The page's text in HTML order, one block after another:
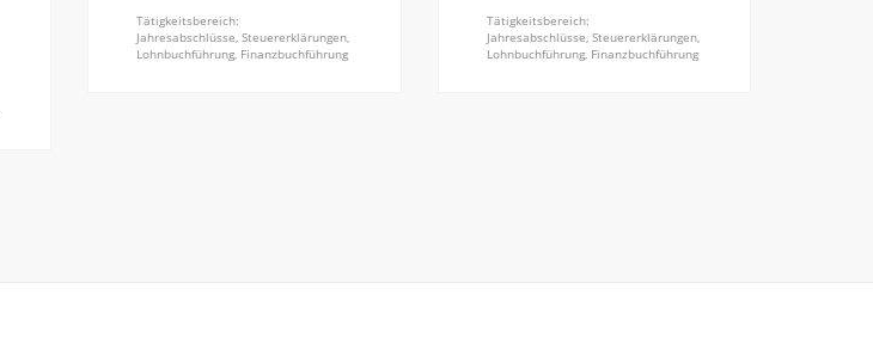
Tätigkeitsbereich:
Jahresabschlüsse, Steuererklärungen,
Lohnbuchführung, Finanzbuchführung
Tätigkeitsbereich:
Jahresabschlüsse, Steuererklärungen,
Lohnbuchführung, Finanzbuchführung